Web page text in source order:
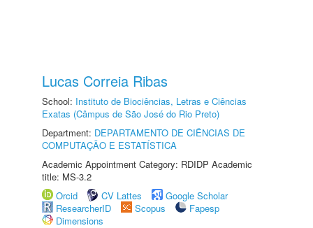
Lucas Correia Ribas
School: Instituto de Biociências, Letras e Ciências
Exatas (Câmpus de São José do Rio Preto)
Department: DEPARTAMENTO DE CIÊNCIAS DE
COMPUTAÇÃO E ESTATÍSTICA
Academic Appointment Category: RDIDP Academic
title: MS-3.2
Orcid
CV Lattes
Google Scholar
ResearcherID
Scopus
Fapesp
Dimensions